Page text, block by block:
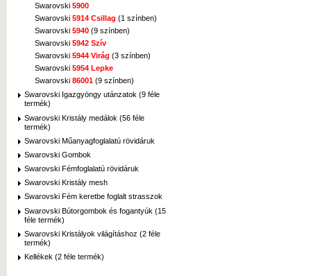
Swarovski 5900
Swarovski 5914 Csillag (1 színben)
Swarovski 5940 (9 színben)
Swarovski 5942 Szív
Swarovski 5944 Virág (3 színben)
Swarovski 5954 Lepke
Swarovski 86001 (9 színben)
Swarovski Igazgyöngy utánzatok (9 féle
termék)
Swarovski Kristály medálok (56 féle
termék)
Swarovski Műanyagfoglalatú rövidáruk
Swarovski Gombok
Swarovski Fémfoglalatú rövidáruk
Swarovski Kristály mesh
Swarovski Fém keretbe foglalt strasszok
Swarovski Bútorgombok és fogantyúk (15
féle termék)
Swarovski Kristályok világításhoz (2 féle
termék)
Kellékek (2 féle termék)